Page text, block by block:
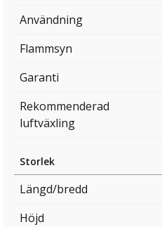
Användning
Flammsyn
Garanti
Rekommenderad
luftväxling
Storlek
Längd/bredd
Höjd